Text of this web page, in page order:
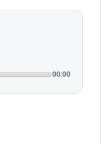
00:00